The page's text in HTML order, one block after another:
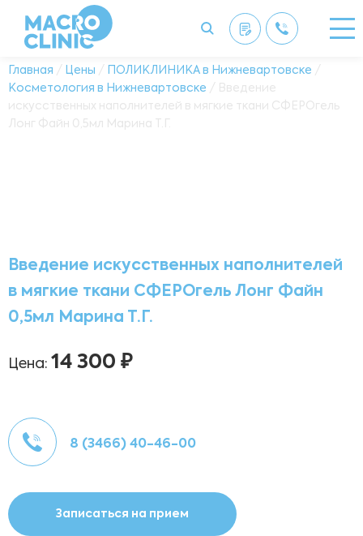
Главная / Цены / ПОЛИКЛИНИКА в Нижневартовске /
Косметология в Нижневартовске / Введение
искусственных наполнителей в мягкие ткани СФЕРОгель
Лонг Файн 0,5мл Марина Т.Г.
Введение искусственных наполнителей
в мягкие ткани СФЕРОгель Лонг Файн
0,5мл Марина Т.Г.
Цена: 14 300 ₽
8 (3466) 40-46-00
Записаться на прием